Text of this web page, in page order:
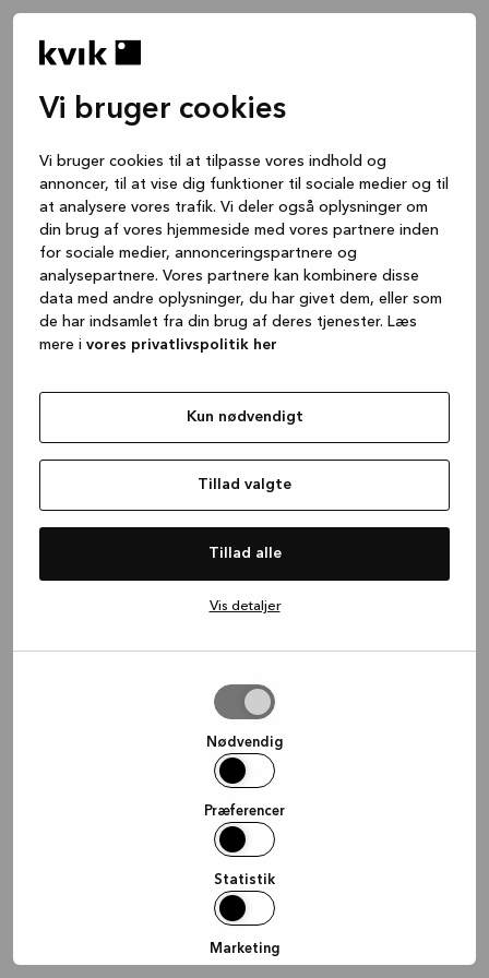
Vi bruger cookies
Vi bruger cookies til at tilpasse vores indhold og
annoncer, til at vise dig funktioner til sociale medier og til
at analysere vores trafik. Vi deler også oplysninger om
din brug af vores hjemmeside med vores partnere inden
for sociale medier, annonceringspartnere og
analysepartnere. Vores partnere kan kombinere disse
data med andre oplysninger, du har givet dem, eller som
de har indsamlet fra din brug af deres tjenester. Læs
mere i vores privatlivspolitik her
Kun nødvendigt
Tillad valgte
Tillad alle
Vis detaljer
Nødvendig
Præferencer
Statistik
Marketing
(see the browser console for more
information).